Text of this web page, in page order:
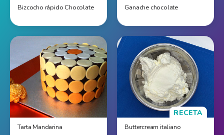
Bizcocho rápido Chocolate Ganache chocolate
Tarta Mandarina
RECETA
Buttercream italiano